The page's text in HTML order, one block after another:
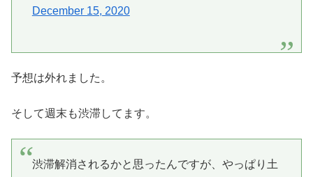
December 15, 2020
予想は外れました。
そして週末も渋滞してます。
渋滞解消されるかと思ったんですが、やっぱり土